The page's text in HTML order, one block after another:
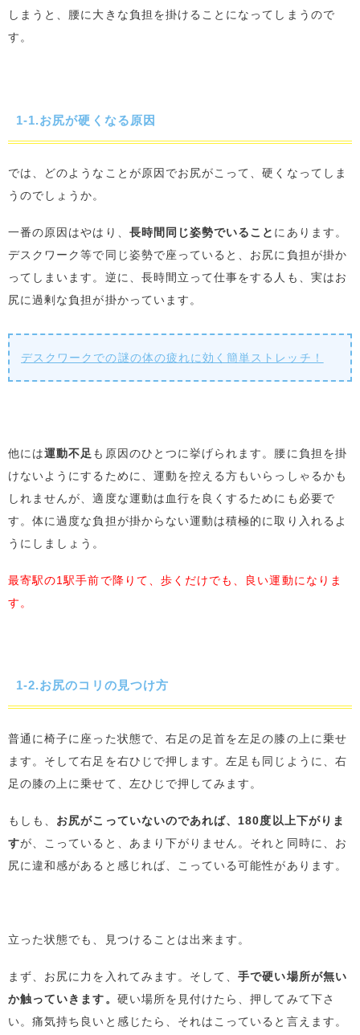
しまうと、腰に大きな負担を掛けることになってしまうので
す。
1-1.お尻が硬くなる原因
では、どのようなことが原因でお尻がこって、硬くなってしま
うのでしょうか。
一番の原因はやはり、 長時間同じ姿勢でいること にあります。
デスクワーク等で同じ姿勢で座っていると、お尻に負担が掛か
ってしまいます。逆に、長時間立って仕事をする人も、実はお
尻に過剰な負担が掛かっています。
デスクワークでの謎の体の疲れに効く簡単ストレッチ！
他には運動不足 も原因のひとつに挙げられます。腰に負担を掛
けないようにするために、運動を控える方もいらっしゃるかも
しれませんが、適度な運動は血行を良くするためにも必要で
す。体に過度な負担が掛からない運動は積極的に取り入れるよ
うにしましょう。
最寄駅の1駅手前で降りて、歩くだけでも、良い運動になりま
す。
1-2.お尻のコリの見つけ方
普通に椅子に座った状態で、右足の足首を左足の膝の上に乗せ
ます。そして右足を右ひじで押します。左足も同じように、右
足の膝の上に乗せて、左ひじで押してみます。
もしも、 お尻がこっていないのであれば、180度以上下がりま
すが、こっていると、あまり下がりません。それと同時に、お
尻に違和感があると感じれば、こっている可能性があります。
立った状態でも、見つけることは出来ます。
まず、お尻に力を入れてみます。そして、手で硬い場所が無い
か触っていきます。 硬い場所を見付けたら、押してみて下さ
い。痛気持ち良いと感じたら、それはこっていると言えます。